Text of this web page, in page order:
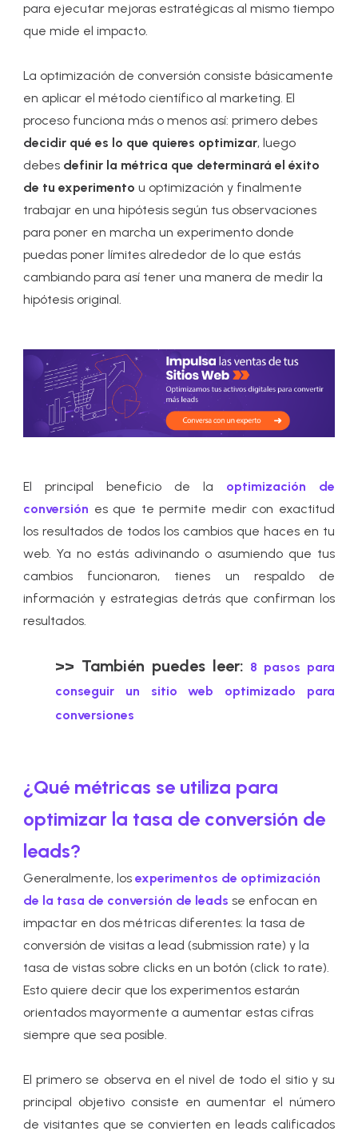
para ejecutar mejoras estratégicas al mismo tiempo
que mide el impacto.
La optimización de conversión consiste básicamente
en aplicar el método científico al marketing. El
proceso funciona más o menos así: primero debes
decidir qué es lo que quieres optimizar, luego
debes definir la métrica que determinará el éxito
de tu experimento u optimización y finalmente
trabajar en una hipótesis según tus observaciones
para poner en marcha un experimento donde
puedas poner límites alrededor de lo que estás
cambiando para así tener una manera de medir la
hipótesis original.
El principal beneficio de la optimización de
conversión es que te permite medir con exactitud
los resultados de todos los cambios que haces en tu
web. Ya no estás adivinando o asumiendo que tus
cambios funcionaron, tienes un respaldo de
información y estrategias detrás que confirman los
resultados.
>> También puedes leer: 8 pasos para
conseguir un sitio web optimizado para
conversiones
¿Qué métricas se utiliza para
optimizar la tasa de conversión de
leads?
Generalmente, losexperimentos de optimización
de la tasa de conversión de leads se enfocan en
impactar en dos métricas diferentes: la tasa de
conversión de visitas a lead (submission rate) y la
tasa de vistas sobre clicks en un botón (click to rate).
Esto quiere decir que los experimentos estarán
orientados mayormente a aumentar estas cifras
siempre que sea posible.
El primero se observa en el nivel de todo el sitio y su
principal objetivo consiste en aumentar el número
de visitantes que se convierten en leads calificados